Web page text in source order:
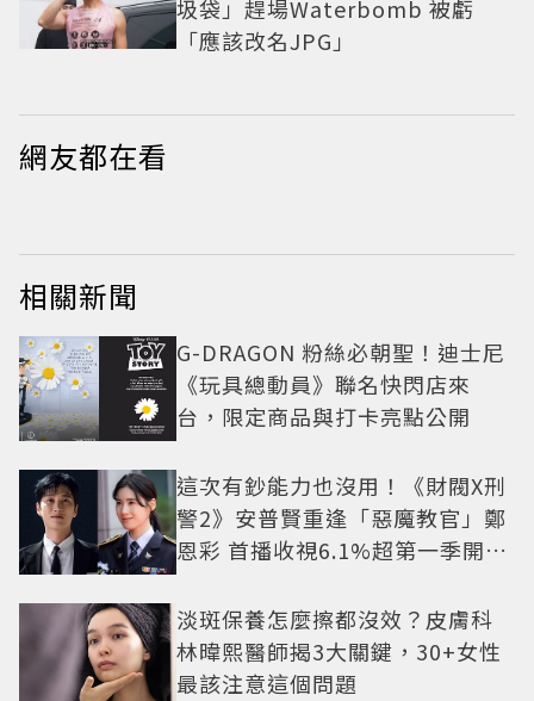
圾袋」趕場Waterbomb 被虧
「應該改名JPG」
網友都在看
相關新聞
G-DRAGON 粉絲必朝聖！迪士尼
《玩具總動員》聯名快閃店來
台，限定商品與打卡亮點公開
這次有鈔能力也沒用！《財閥X刑
警2》安普賢重逢「惡魔教官」鄭
恩彩 首播收視6.1%超第一季開紅
淡斑保養怎麼擦都沒效？皮膚科
林暐熙醫師揭3大關鍵，30+女性
最該注意這個問題